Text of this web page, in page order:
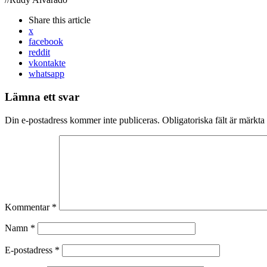
Share this article
x
facebook
reddit
vkontakte
whatsapp
Lämna ett svar
Din e-postadress kommer inte publiceras. Obligatoriska fält är märkta
Kommentar *
Namn *
E-postadress *